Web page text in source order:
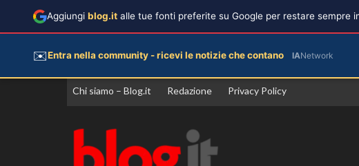
Vai
Chi siamo – Blog.it Redazione Privacy Policy
Aggiungi blog.it alle tue fonti preferite su Google per restare sempre
✉️Entra nella community - ricevi le notizie che contano IANetwork